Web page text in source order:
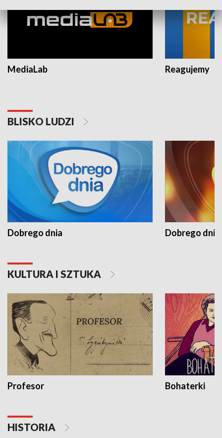
MediaLab Reagujemy
BLISKO LUDZI
Dobrego dnia Dobrego dnia
KULTURA I SZTUKA
Profesor Bohaterki
HISTORIA